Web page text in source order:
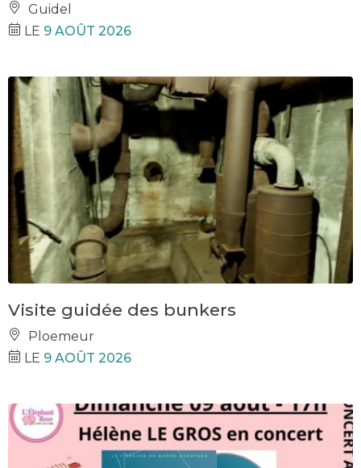
Guidel
LE 9 AOÛT 2026
Visite guidée des bunkers
Ploemeur
LE 9 AOÛT 2026